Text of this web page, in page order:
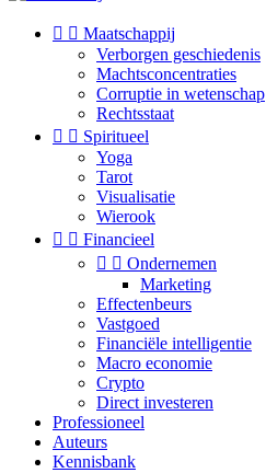
  Maatschappij
Verborgen geschiedenis
Machtsconcentraties
Corruptie in wetenschap
Rechtsstaat
  Spiritueel
Yoga
Tarot
Visualisatie
Wierook
  Financieel
  Ondernemen
Marketing
Effectenbeurs
Vastgoed
Financiële intelligentie
Macro economie
Crypto
Direct investeren
Professioneel
Auteurs
Kennisbank